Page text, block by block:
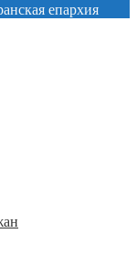
епархия